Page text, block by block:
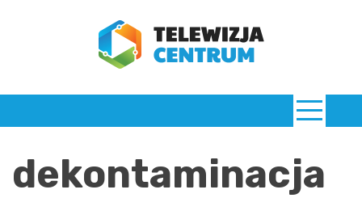
TelewizjaCentrum.pl
dekontaminacja